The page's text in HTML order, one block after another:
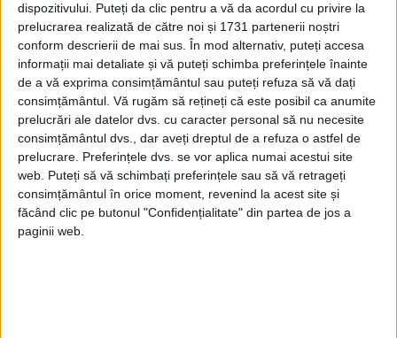
dispozitivului. Puteți da clic pentru a vă da acordul cu privire la
prelucrarea realizată de către noi și 1731 partenerii noștri
conform descrierii de mai sus. În mod alternativ, puteți accesa
informații mai detaliate și vă puteți schimba preferințele înainte
de a vă exprima consimțământul sau puteți refuza să vă dați
consimțământul. Vă rugăm să rețineți că este posibil ca anumite
prelucrări ale datelor dvs. cu caracter personal să nu necesite
consimțământul dvs., dar aveți dreptul de a refuza o astfel de
prelucrare. Preferințele dvs. se vor aplica numai acestui site
web. Puteți să vă schimbați preferințele sau să vă retrageți
consimțământul în orice moment, revenind la acest site și
făcând clic pe butonul "Confidențialitate" din partea de jos a
paginii web.
ARTICOLE ONLINE
Cine a fost judecătorul care a înfruntat Mafia siciliană cu
prețul propriei sale vieți?
Giovanni Falcone și-a dedicat întreaga viață luptei împotriva
Mafiei. Întotdeauna a știut că va muri pentru...